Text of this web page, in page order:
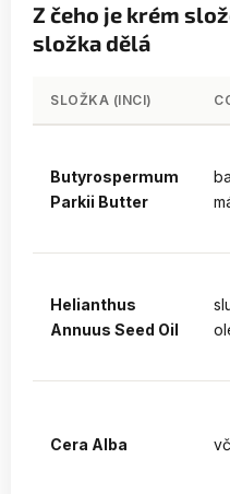
Z čeho je krém
složka dělá
SLOŽKA (INCI)
Butyrospermum
Parkii Butter
Helianthus
Annuus Seed Oil
Cera Alba